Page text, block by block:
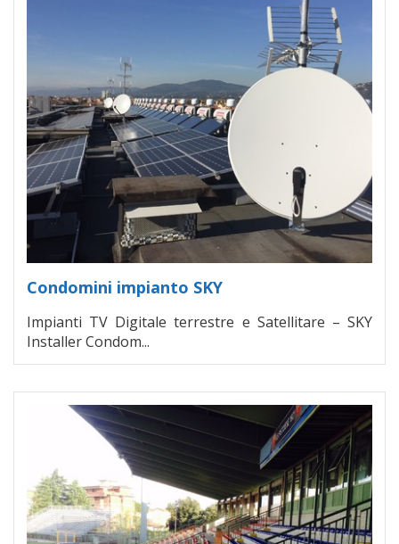
Condomini impianto SKY
Impianti TV Digitale terrestre e Satellitare – SKY
Installer Condom...